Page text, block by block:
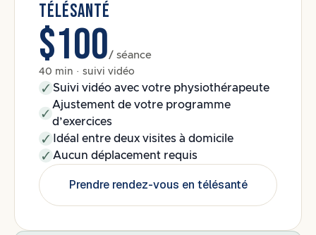
TÉLÉSANTÉ
$100/ séance
40 min · suivi vidéo
Suivi vidéo avec votre physiothérapeute
Ajustement de votre programme
d’exercices
Idéal entre deux visites à domicile
Aucun déplacement requis
Prendre rendez-vous en télésanté